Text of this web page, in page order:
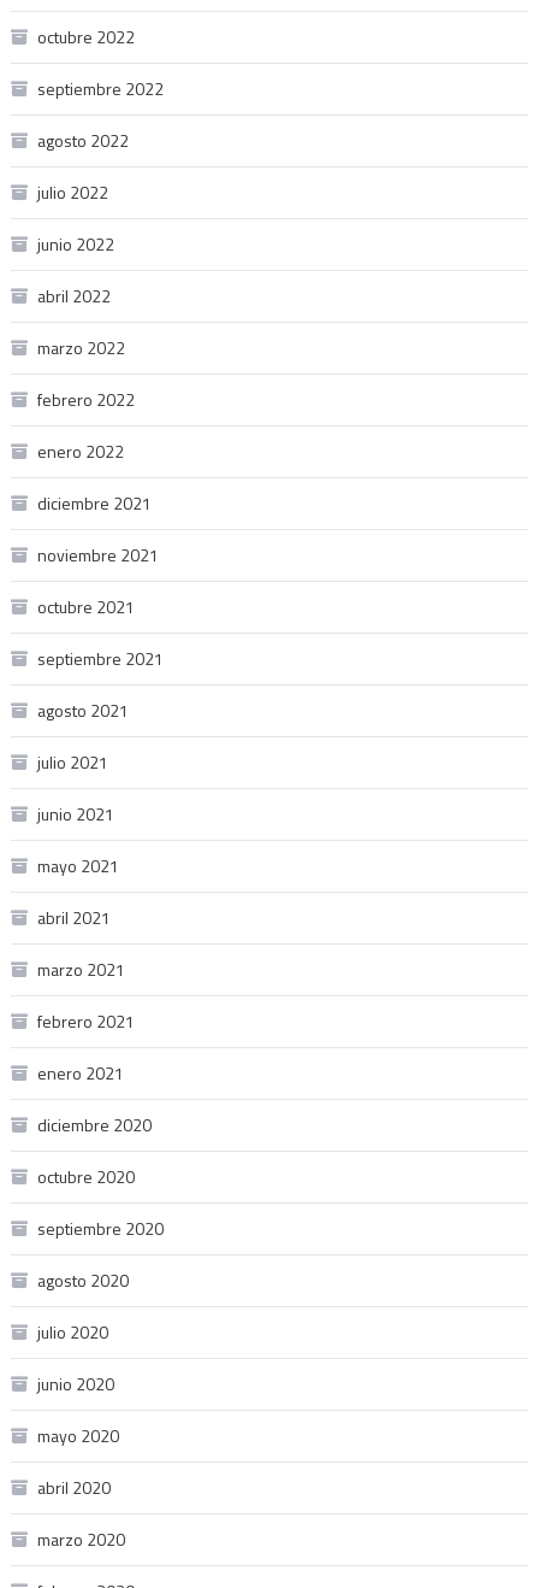
octubre 2022
septiembre 2022
agosto 2022
julio 2022
junio 2022
abril 2022
marzo 2022
febrero 2022
enero 2022
diciembre 2021
noviembre 2021
octubre 2021
septiembre 2021
agosto 2021
julio 2021
junio 2021
mayo 2021
abril 2021
marzo 2021
febrero 2021
enero 2021
diciembre 2020
octubre 2020
septiembre 2020
agosto 2020
julio 2020
junio 2020
mayo 2020
abril 2020
marzo 2020